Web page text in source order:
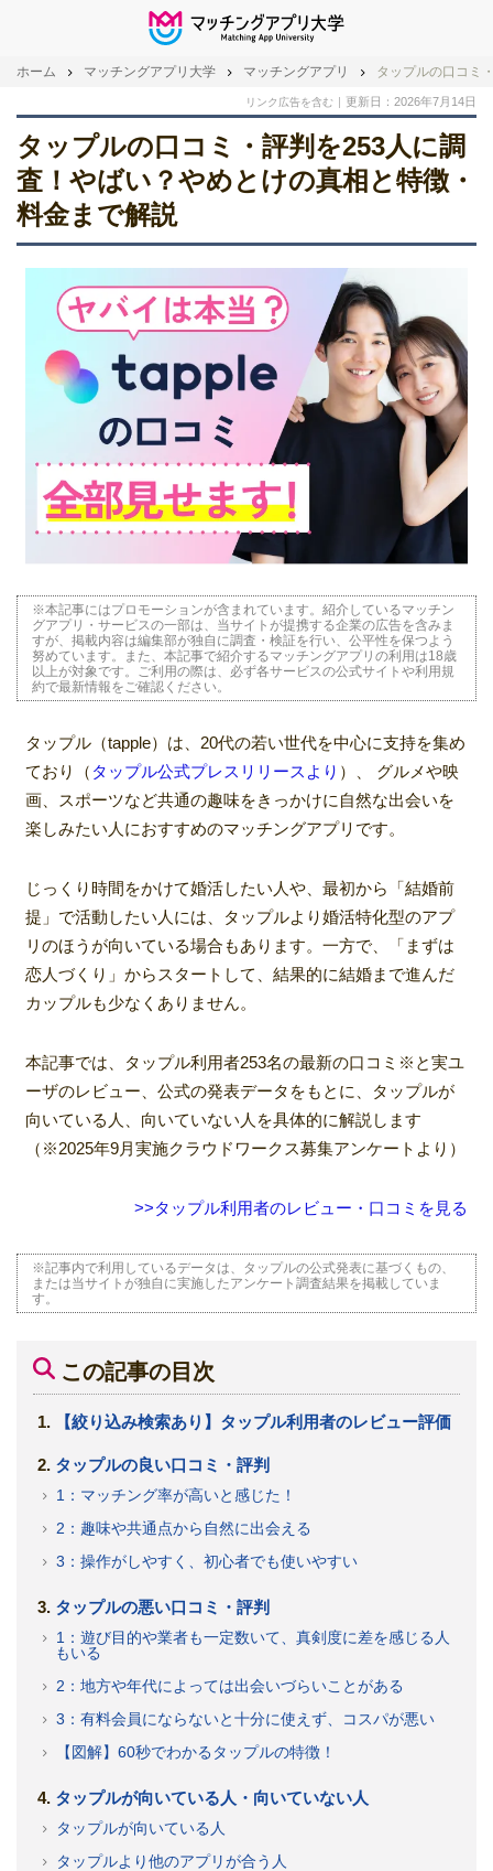
ホーム マッチングアプリ大学 マッチングアプリ タップルの口コミ
リンク広告を含む 更新日：2026年7月14日
タップルの口コミ・評判を253人に調
査！やばい？やめとけの真相と特徴・
料金まで解説
※本記事にはプロモーションが含まれています。紹介しているマッチン
グアプリ・サービスの一部は、当サイトが提携する企業の広告を含みま
すが、掲載内容は編集部が独自に調査・検証を行い、公平性を保つよう
努めています。また、本記事で紹介するマッチングアプリの利用は18歳
以上が対象です。ご利用の際は、必ず各サービスの公式サイトや利用規
約で最新情報をご確認ください。
タップル（tapple）は、20代の若い世代を中心に支持を集め
ており（ タップル公式プレスリリースより ）、 グルメや映
画、スポーツなど共通の趣味をきっかけに自然な出会いを
楽しみたい人におすすめのマッチングアプリです。
じっくり時間をかけて婚活したい人や、最初から「結婚前
提」で活動したい人には、タップルより婚活特化型のアプ
リのほうが向いている場合もあります。一方で、「まずは
恋人づくり」からスタートして、結果的に結婚まで進んだ
カップルも少なくありません。
本記事では、タップル利用者253名の最新の口コミ※と実ユ
ーザのレビュー、公式の発表データをもとに、タップルが
向いている人、向いていない人を具体的に解説します
（※2025年9月実施クラウドワークス募集アンケートより）
>>タップル利用者のレビュー・口コミを見る
※記事内で利用しているデータは、タップルの公式発表に基づくもの、
または当サイトが独自に実施したアンケート調査結果を掲載していま
す。
この記事の目次
【絞り込み検索あり】タップル利用者のレビュー評価
タップルの良い口コミ・評判
1：マッチング率が高いと感じた！
2：趣味や共通点から自然に出会える
3：操作がしやすく、初心者でも使いやすい
タップルの悪い口コミ・評判
1：遊び目的や業者も一定数いて、真剣度に差を感じる人
もいる
2：地方や年代によっては出会いづらいことがある
3：有料会員にならないと十分に使えず、コスパが悪い
【図解】60秒でわかるタップルの特徴！
タップルが向いている人・向いていない人
タップルが向いている人
タップルより他のアプリが合う人